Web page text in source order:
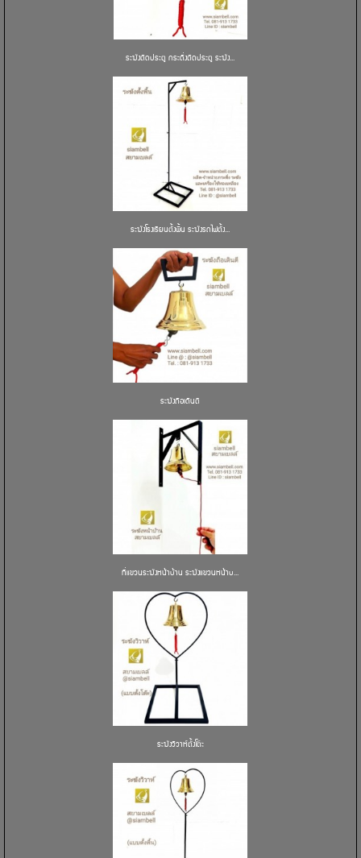
ระฆังติดประตู กระดิ่งติดประตู ระฆัง...
ระฆังโรงเรียนตั้งพื้น ระฆังรถไฟตั้ง...
ระฆังถือเดินตี
ที่แขวนระฆังหน้าบ้าน ระฆังแขวนหน้าบ...
ระฆังวิวาห์ตั้งโต๊ะ